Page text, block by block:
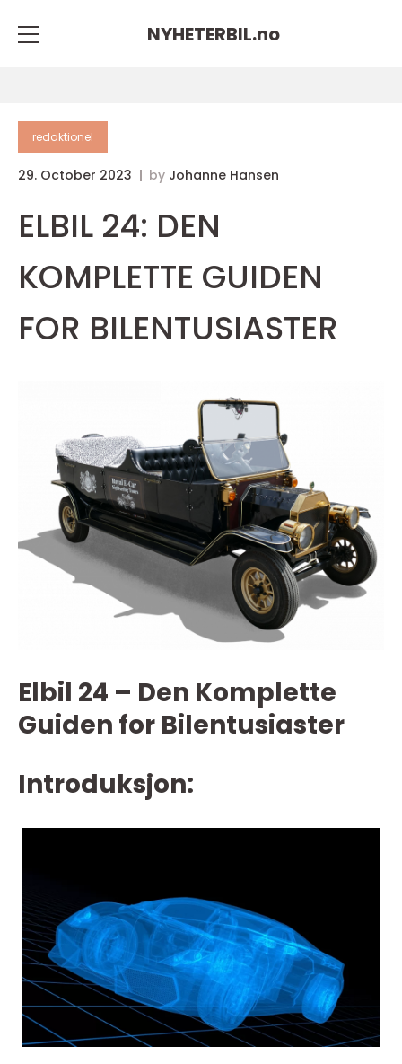
NYHETERBIL.no
redaktionel
29. October 2023 by Johanne Hansen
ELBIL 24: DEN
KOMPLETTE GUIDEN
FOR BILENTUSIASTER
Elbil 24 – Den Komplette
Guiden for Bilentusiaster
Introduksjon: